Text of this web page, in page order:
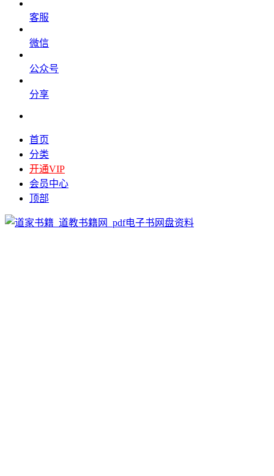
客服
微信
公众号
分享
首页
分类
开通VIP
会员中心
顶部